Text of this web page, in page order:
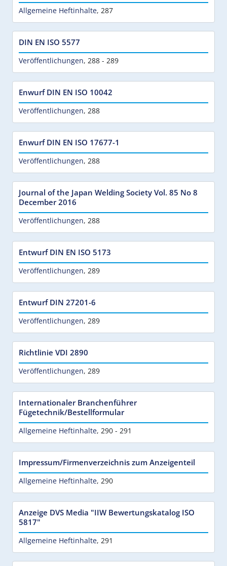
Allgemeine Heftinhalte, 287
DIN EN ISO 5577
Veröffentlichungen, 288 - 289
Enwurf DIN EN ISO 10042
Veröffentlichungen, 288
Enwurf DIN EN ISO 17677-1
Veröffentlichungen, 288
Journal of the Japan Welding Society Vol. 85 No 8
December 2016
Veröffentlichungen, 288
Entwurf DIN EN ISO 5173
Veröffentlichungen, 289
Entwurf DIN 27201-6
Veröffentlichungen, 289
Richtlinie VDI 2890
Veröffentlichungen, 289
Internationaler Branchenführer
Fügetechnik/Bestellformular
Allgemeine Heftinhalte, 290 - 291
Impressum/Firmenverzeichnis zum Anzeigenteil
Allgemeine Heftinhalte, 290
Anzeige DVS Media "IIW Bewertungskatalog ISO
5817"
Allgemeine Heftinhalte, 291